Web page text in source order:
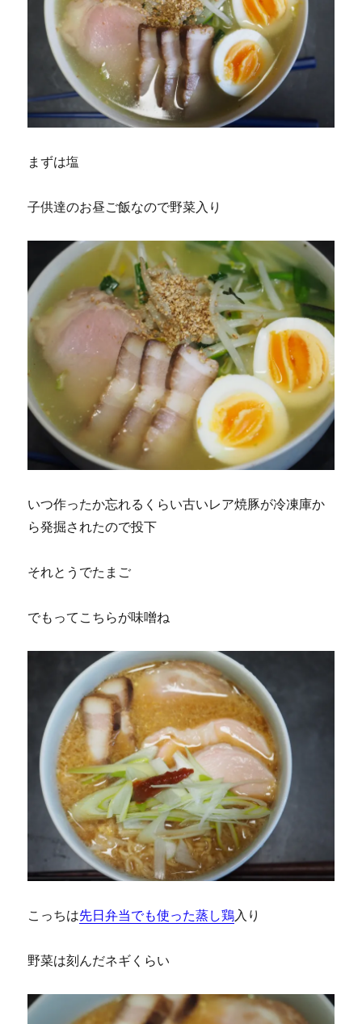
まずは塩
子供達のお昼ご飯なので野菜入り
いつ作ったか忘れるくらい古いレア焼豚が冷凍庫か
ら発掘されたので投下
それとうでたまご
でもってこちらが味噌ね
こっちは先日弁当でも使った蒸し鶏入り
野菜は刻んだネギくらい